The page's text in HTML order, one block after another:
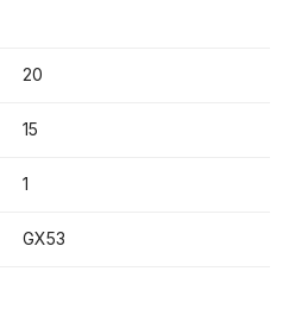
20
15
1
GX53